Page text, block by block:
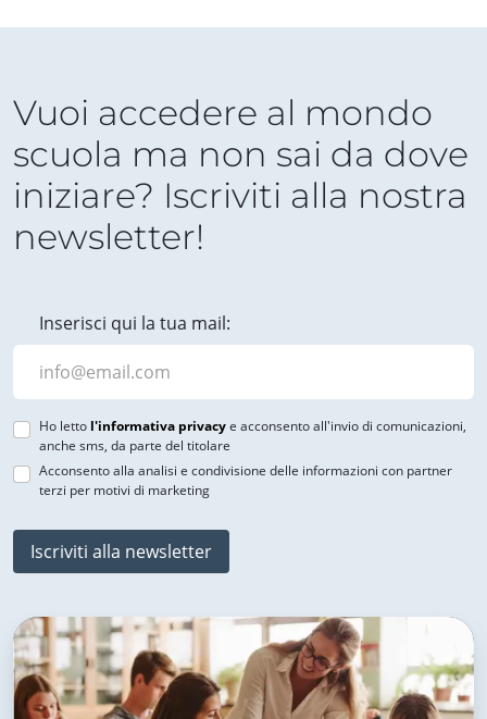
Vuoi accedere al mondo
scuola ma non sai da dove
iniziare? Iscriviti alla nostra
newsletter!
Inserisci qui la tua mail:
Ho letto l'informativa privacye acconsento all'invio di comunicazioni,
anche sms, da parte del titolare
Acconsento alla analisi e condivisione delle informazioni con partner
terzi per motivi di marketing
Iscriviti alla newsletter